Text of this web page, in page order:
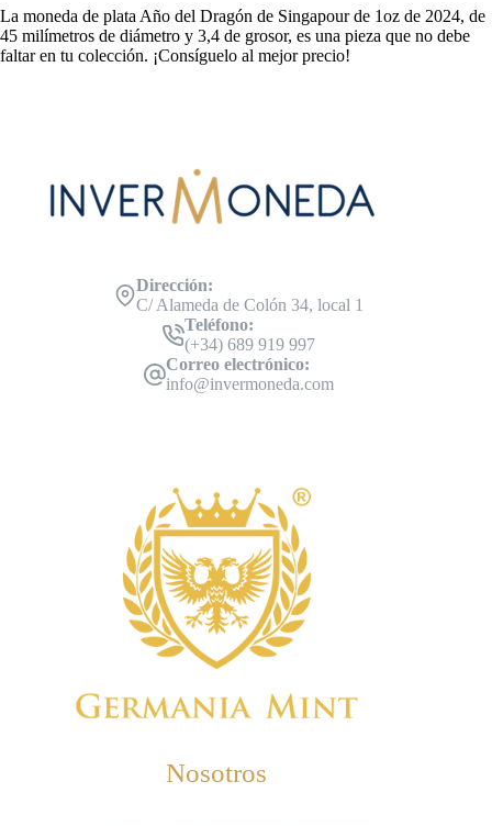
La moneda de plata Año del Dragón de Singapour de 1oz de 2024, de
45 milímetros de diámetro y 3,4 de grosor, es una pieza que no debe
faltar en tu colección. ¡Consíguelo al mejor precio!
Dirección:
C/ Alameda de Colón 34, local 1
Teléfono:
(+34) 689 919 997
Correo electrónico:
info@invermoneda.com
Nosotros